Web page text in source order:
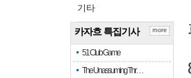
기타
카자흐 특집기사
51 Club Game
The Unassuming Thr…
more